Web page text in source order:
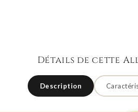
Détails de cette
Description